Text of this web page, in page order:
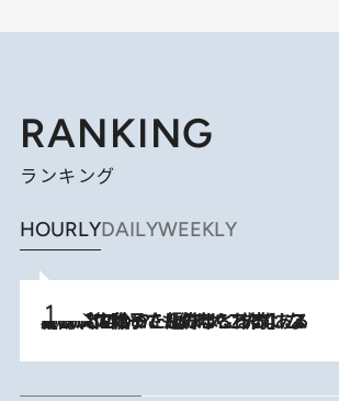
RANKING
ランキング
HOURLYDAILYWEEKLY
2026.8.5
【阿川佐和子さんの年とる力】なぜ70代で始めた趣味は“こんなに楽しい”のか？ ピアノ、俳句…スランプに陥っても続けられる“ある秘訣”とは